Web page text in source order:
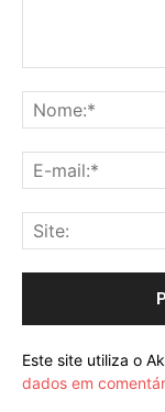
Este site utiliza o
dados em